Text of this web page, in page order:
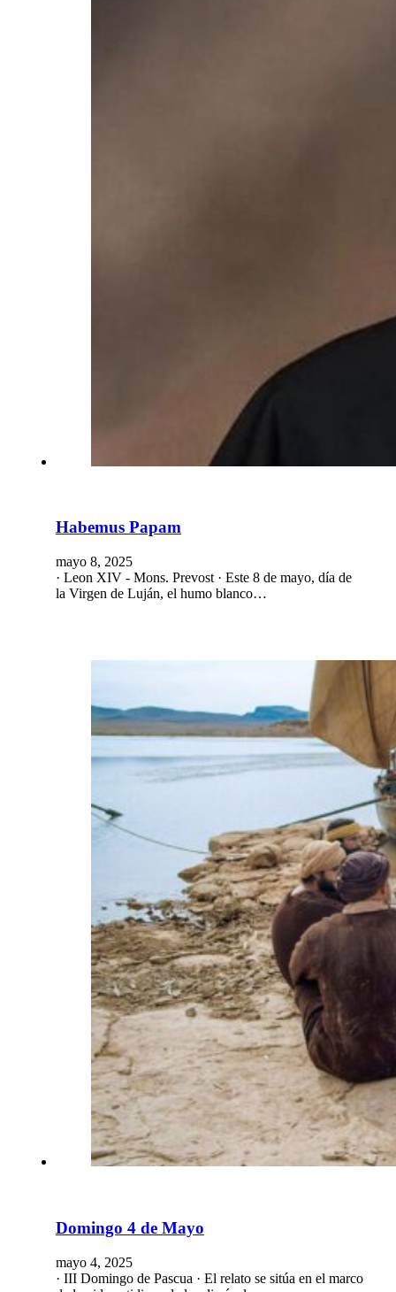
Habemus Papam
mayo 8, 2025
· Leon XIV - Mons. Prevost · Este 8 de mayo, día de
la Virgen de Luján, el humo blanco…
Domingo 4 de Mayo
mayo 4, 2025
· III Domingo de Pascua · El relato se sitúa en el marco